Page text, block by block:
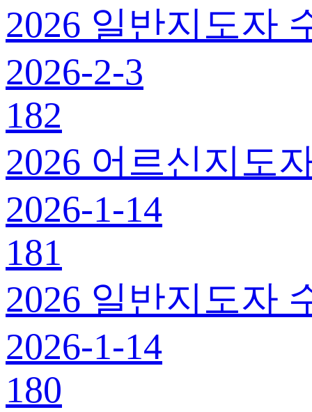
2026 일반지도자
2026-2-3
182
2026 어르신지도
2026-1-14
181
2026 일반지도자
2026-1-14
180